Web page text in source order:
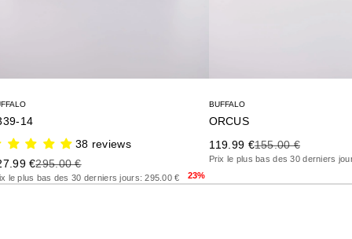
14
38 reviews
de oferta
€Precio anterior
295.00 €
le plus bas des 30 derniers jours: 295.00 € 23%
BUFFALO
ORCUS
Precio de oferta
119.99 €Precio anterior
155.00 €
Prix le plus bas des 30 derniers